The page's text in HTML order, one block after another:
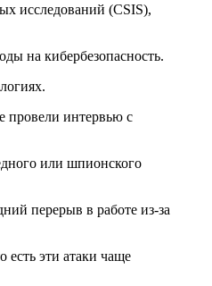
исследований (CSIS),
на кибербезопасность.
провели интервью с
или шпионского
перерыв в работе из-за
есть эти атаки чаще